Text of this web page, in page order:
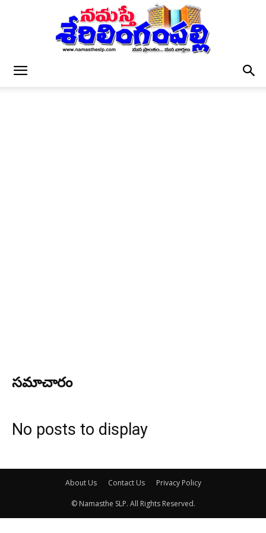
స‌మాచారం
No posts to display
About Us Contact Us Privacy Policy
© Namasthe SLP. All Rights Reserved.